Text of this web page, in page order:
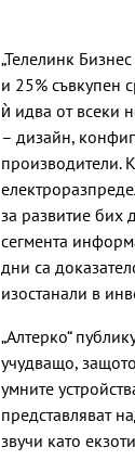
„Телелинк
и 25% съвкупен
ѝ идва от всеки
– дизайн,
производители.
за развитие бих
сегмента
дни са
изостанали в
„Алтерко“
учудващо,
умните
представляват
звучи като